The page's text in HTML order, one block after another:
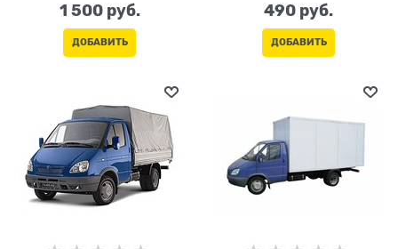
1 500 руб.
ДОБАВИТЬ
490 руб.
ДОБАВИТЬ